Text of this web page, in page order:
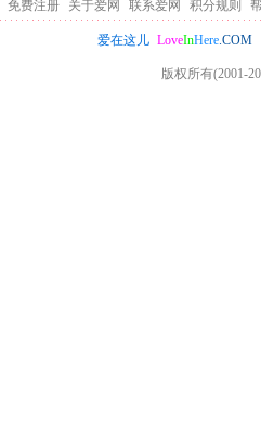
免费注册 关于爱网 联系爱网 积分规则
爱在这儿 LoveInHere.COM
版权所有(2001-